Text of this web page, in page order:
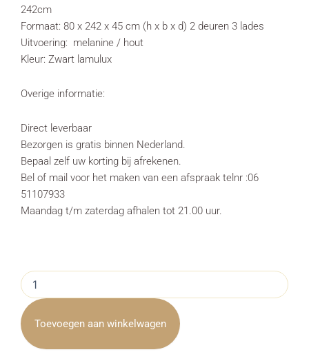
242cm
Formaat: 80 x 242 x 45 cm (h x b x d) 2 deuren 3 lades
Uitvoering: melanine / hout
Kleur: Zwart lamulux
Overige informatie:
Direct leverbaar
Bezorgen is gratis binnen Nederland.
Bepaal zelf uw korting bij afrekenen.
Bel of mail voor het maken van een afspraak telnr :06
51107933
Maandag t/m zaterdag afhalen tot 21.00 uur.
Dressoir
Milanello
Zwart
Hout
Hufterproof
242cm
Toevoegen aan winkelwagen